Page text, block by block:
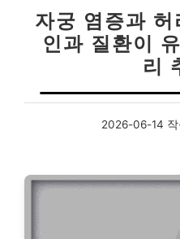
자궁 염증과
인과 질환이
리
2026-06-14